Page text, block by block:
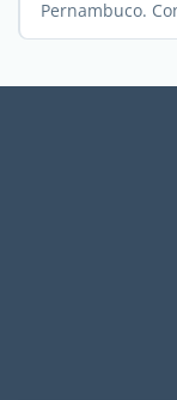
Pernambuco.
habitantes ...